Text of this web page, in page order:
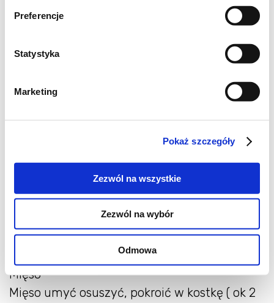
Preferencje
Statystyka
Marketing
Pokaż szczegóły
Zezwól na wszystkie
Zezwól na wybór
Odmowa
1 łyżka sosu paprykowego (lub pasty z
100 ml białego, wytrawnego wina
kolendra do podania
200 g czerstwego białego chleba lub bułek
30 ml (2 łyżki) oliwy z oliwek
2 ząbki czosnku
300 ml wrzącej wody
1 pęczek kolendry
pieprz , sól do smaku
Mięso
Mięso umyć osuszyć, pokroić w kostkę ( ok 2